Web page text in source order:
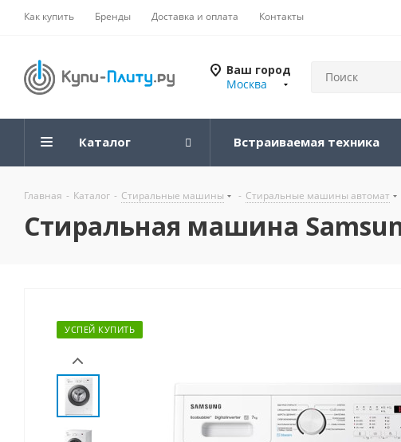
Как купить Бренды Доставка и оплата Контакты
Ваш город
Москва
Каталог Встраиваемая техника
Главная - Каталог - Стиральные машины - Стиральные машины автомат
Стиральная машина
УСПЕЙ КУПИТЬ